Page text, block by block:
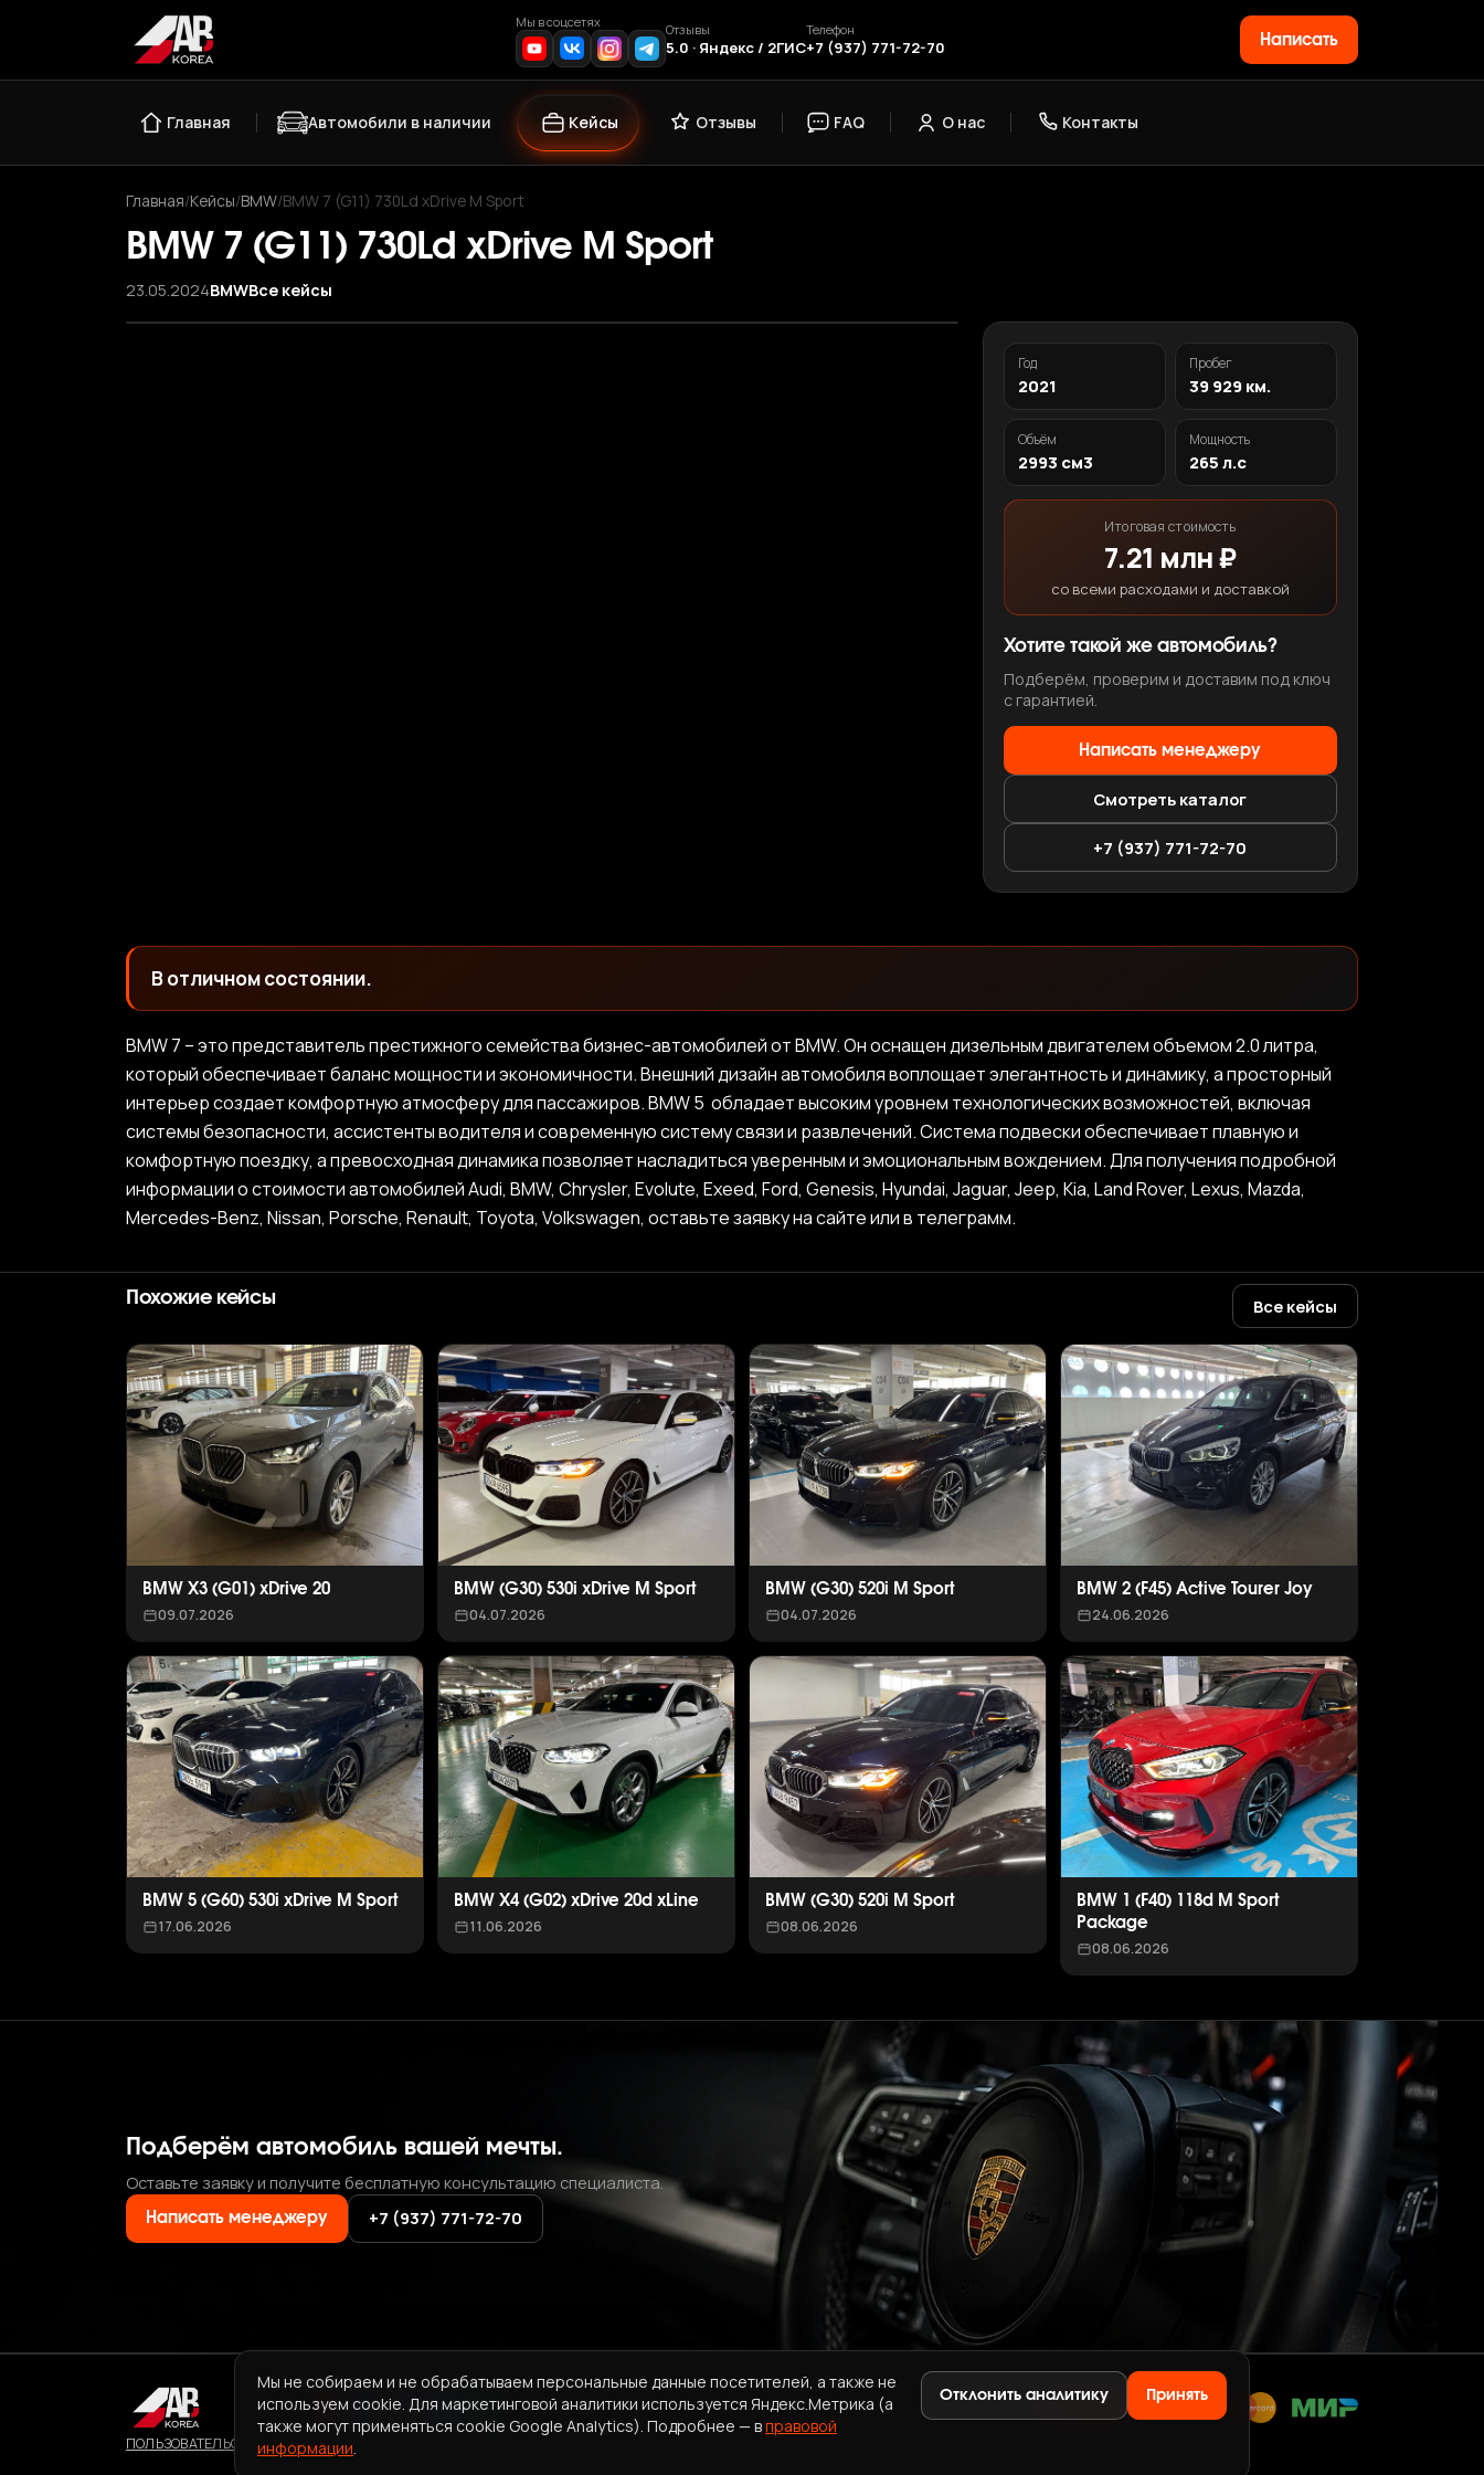
Мы в соцсетях Отзывы
5.0 · Яндекс / 2ГИС
Телефон
+7 (937) 771-72-70 Написать
Главная Автомобили в наличии Кейсы Отзывы FAQ О нас Контакты
Главная/Кейсы/BMW/BMW 7 (G11) 730Ld xDrive M Sport
BMW 7 (G11) 730Ld xDrive M Sport
23.05.2024BMWВсе кейсы
Год
2021
Пробег
39 929 км.
Объём
2993 см3
Мощность
265 л.с
Итоговая стоимость
7.21 млн ₽
со всеми расходами и доставкой
Хотите такой же автомобиль?
Подберём, проверим и доставим под ключ
с гарантией.
Написать менеджеру
Смотреть каталог
+7 (937) 771-72-70
В отличном состоянии.
BMW 7 – это представитель престижного семейства бизнес-автомобилей от BMW. Он оснащен дизельным двигателем объемом 2.0 литра,
который обеспечивает баланс мощности и экономичности. Внешний дизайн автомобиля воплощает элегантность и динамику, а просторный
интерьер создает комфортную атмосферу для пассажиров. BMW 5 обладает высоким уровнем технологических возможностей, включая
системы безопасности, ассистенты водителя и современную систему связи и развлечений. Система подвески обеспечивает плавную и
комфортную поездку, а превосходная динамика позволяет насладиться уверенным и эмоциональным вождением. Для получения подробной
информации о стоимости автомобилей Audi, BMW, Chrysler, Evolute, Exeed, Ford, Genesis, Hyundai, Jaguar, Jeep, Kia, Land Rover, Lexus, Mazda,
Mercedes-Benz, Nissan, Porsche, Renault, Toyota, Volkswagen, оставьте заявку на сайте или в телеграмм.
Похожие кейсы Все кейсы
BMW X3 (G01) xDrive 20
09.07.2026
BMW (G30) 530i xDrive M Sport
04.07.2026
BMW (G30) 520i M Sport
04.07.2026
BMW 2 (F45) Active Tourer Joy
24.06.2026
BMW 5 (G60) 530i xDrive M Sport
17.06.2026
BMW X4 (G02) xDrive 20d xLine
11.06.2026
BMW (G30) 520i M Sport
08.06.2026
BMW 1 (F40) 118d M Sport
Package
08.06.2026
Подберём автомобиль вашей мечты.
Оставьте заявку и получите бесплатную консультацию специалиста.
Написать менеджеру +7 (937) 771-72-70
+7 (937) 771-72-70 ·ab.korea.kr@gmail.com
ПОЛЬЗОВАТЕЛЬСКОЕ СОГЛАШЕНИЕ СЕРВИСА ABKOREA
Мы не собираем и не обрабатываем персональные данные посетителей, а также не
используем cookie. Для маркетинговой аналитики используется Яндекс.Метрика (а
также могут применяться cookie Google Analytics). Подробнее — вправовой
информации.
Отклонить аналитику Принять